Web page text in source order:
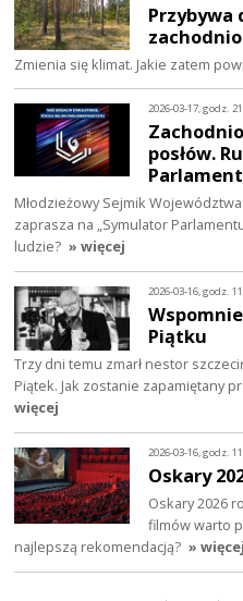
Przybywa
Zmienia się klimat. Jakie zatem
2026-03-17, godz.
posłów.
Młodzieżowy Sejmik
zaprasza na „Symulator
ludzie? » więcej
2026-03-16, godz.
Piątku
Trzy dni temu zmarł nestor
Piątek. Jak zostanie zapamiętany
więcej
2026-03-16, godz.
Oskary
Oskary 2026
filmów warto
najlepszą rekomendacją? » więcej